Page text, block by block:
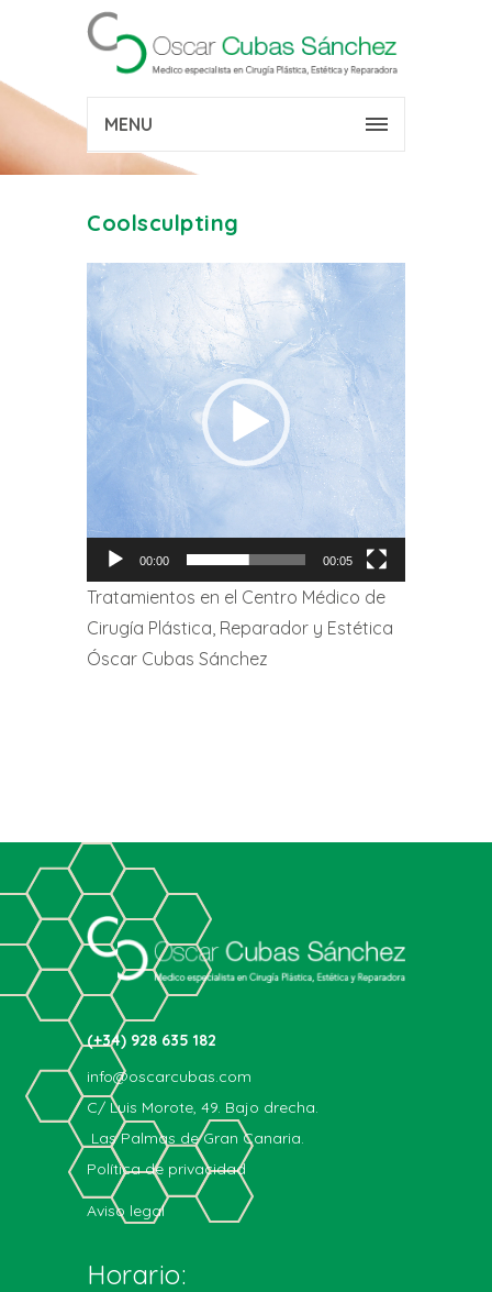
MENU
Coolsculpting
Reproductor
de
vídeo
00:00 00:05
Tratamientos en el Centro Médico de
Cirugía Plástica, Reparador y Estética
Óscar Cubas Sánchez
(+34) 928 635 182
info@oscarcubas.com
C/ Luis Morote, 49. Bajo drecha.
Las Palmas de Gran Canaria.
Política de privacidad
Aviso legal
Horario: